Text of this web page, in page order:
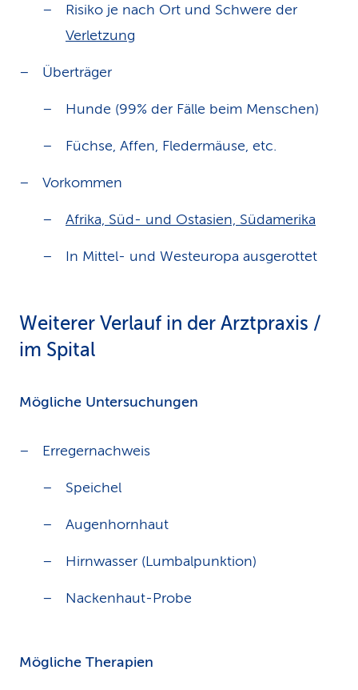
Risiko je nach Ort und Schwere der
Verletzung
Überträger
Hunde (99% der Fälle beim Menschen)
Füchse, Affen, Fledermäuse, etc.
Vorkommen
Afrika, Süd- und Ostasien, Südamerika
In Mittel- und Westeuropa ausgerottet
Weiterer Verlauf in der Arztpraxis /
im Spital
Mögliche Untersuchungen
Erregernachweis
Speichel
Augenhornhaut
Hirnwasser (Lumbalpunktion)
Nackenhaut-Probe
Mögliche Therapien